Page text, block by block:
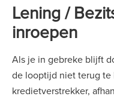
Lening /
inroepen
Als je in gebreke blijft
de looptijd niet terug te
kredietverstrekker,